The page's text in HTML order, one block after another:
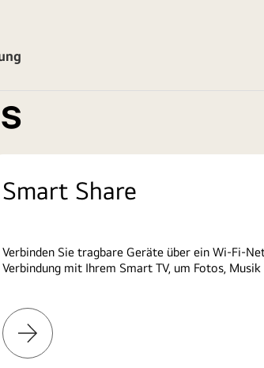
Smart Share
Verbinden Sie tragbare Geräte über ein Wi-Fi-
Verbindung mit Ihrem Smart TV, um Fotos, Musik
Weitere
Informationen